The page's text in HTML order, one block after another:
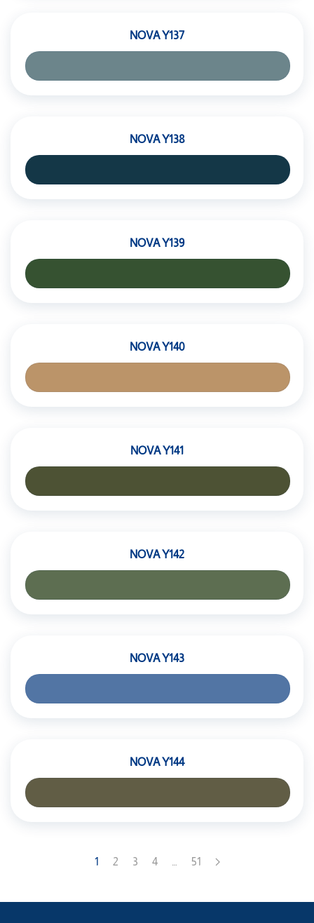
NOVA Y137
NOVA Y138
NOVA Y139
NOVA Y140
NOVA Y141
NOVA Y142
NOVA Y143
NOVA Y144
1 2 3 4 51